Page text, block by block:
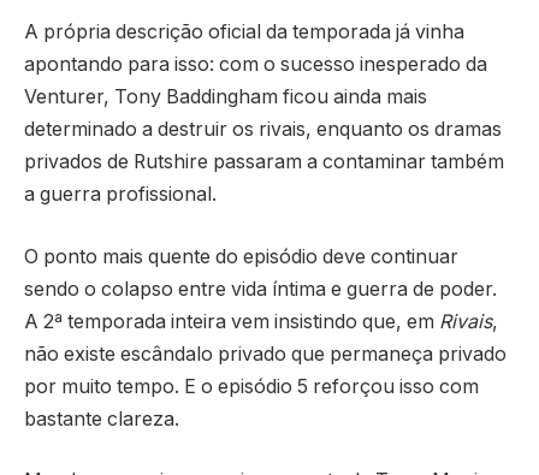
A própria descrição oficial da temporada já vinha
apontando para isso: com o sucesso inesperado da
Venturer, Tony Baddingham ficou ainda mais
determinado a destruir os rivais, enquanto os dramas
privados de Rutshire passaram a contaminar também
a guerra profissional.
O ponto mais quente do episódio deve continuar
sendo o colapso entre vida íntima e guerra de poder.
A 2ª temporada inteira vem insistindo que, em Rivais,
não existe escândalo privado que permaneça privado
por muito tempo. E o episódio 5 reforçou isso com
bastante clareza.